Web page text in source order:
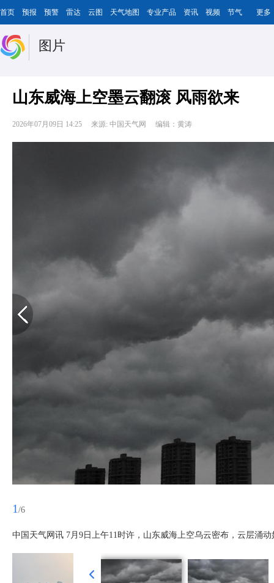
首页 预报 预警 雷达 云图 天气地图 专业产品 资讯 视频 节气 更多
图片
山东威海上空墨云翻滚 风雨欲来
2026年07月09日 14:25 来源: 中国天气网 编辑：黄涛
1 /6
中国天气网讯 7月9日上午11时许，山东威海上空乌云密布，云层涌